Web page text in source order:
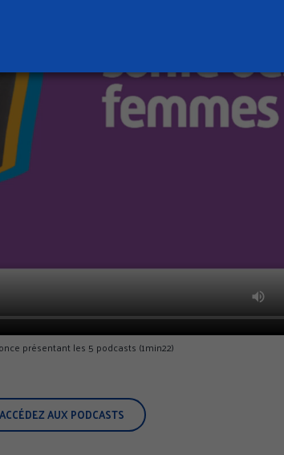
présentant les 5 podcasts (1min22)
ACCÉDEZ AUX PODCASTS